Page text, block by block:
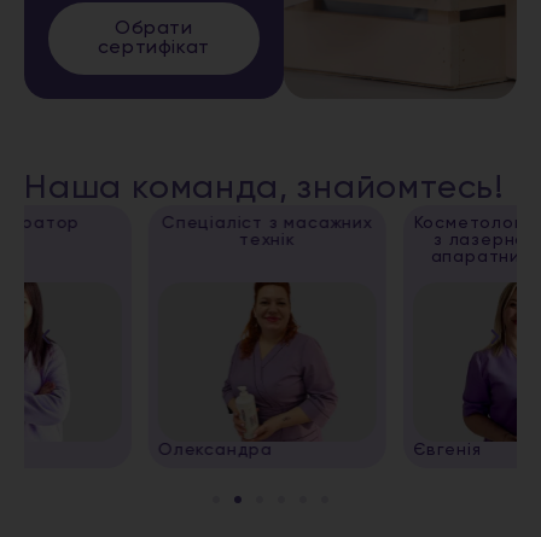
Обрати
сертифікат
Наша команда, знайомтесь!
Спеціаліст з масажних
Косметолог, спеціаліст
з лазерної епіляції,
апаратних методик